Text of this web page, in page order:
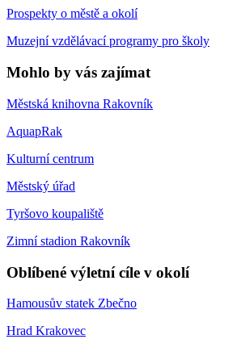
Prospekty o městě a okolí
Muzejní vzdělávací programy pro školy
Mohlo by vás zajímat
Městská knihovna Rakovník
AquapRak
Kulturní centrum
Městský úřad
Tyršovo koupaliště
Zimní stadion Rakovník
Oblíbené výletní cíle v okolí
Hamousův statek Zbečno
Hrad Krakovec